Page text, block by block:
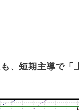
、短期主導で「